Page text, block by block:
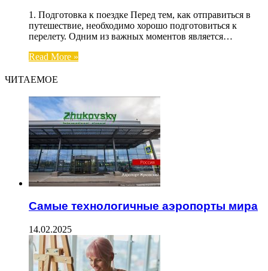
1. Подготовка к поездке Перед тем, как отправиться в
путешествие, необходимо хорошо подготовиться к
перелету. Одним из важных моментов является…
Read More »
ЧИТАЕМОЕ
Самые технологичные аэропорты мира
14.02.2025